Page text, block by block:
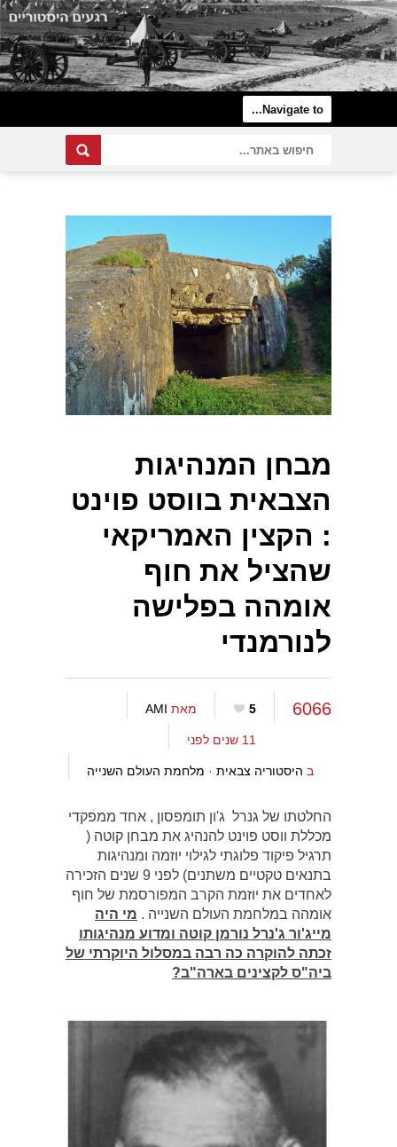
מבחן המנהיגות
הצבאית בווסט פוינט
: הקצין האמריקאי
שהציל את חוף
אומהה בפלישה
לנורמנדי
6066
5 מאת AMI
11 שנים לפני
ב היסטוריה צבאית · מלחמת העולם השנייה
החלטתו של גנרל ג'ון תומפסון , אחד ממפקדי
מכללת ווסט פוינט להנהיג את מבחן קוטה (
תרגיל פיקוד פלוגתי לגילוי יוזמה ומנהיגות
בתנאים טקטיים משתנים) לפני 9 שנים הזכירה
לאחדים את יוזמת הקרב המפורסמת של חוף
אומהה במלחמת העולם השנייה . מי היה
מייג'ור ג'נרל נורמן קוטה ומדוע מנהיגותו
זכתה להוקרה כה רבה במסלול היוקרתי של
ביה"ס לקצינים בארה"ב?